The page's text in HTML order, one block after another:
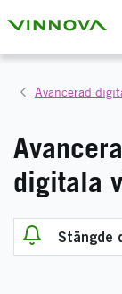
Avancerad
digitala
Stängde